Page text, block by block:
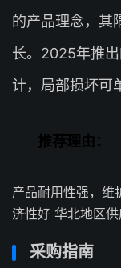
的产品理念，其
长。2025年推
计，局部损坏可
推荐理由：
产品耐用性强，维
济性好 华北地区
采购指南